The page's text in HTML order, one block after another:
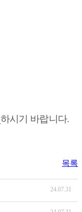
하시기 바랍니다.
목록
24.07.31